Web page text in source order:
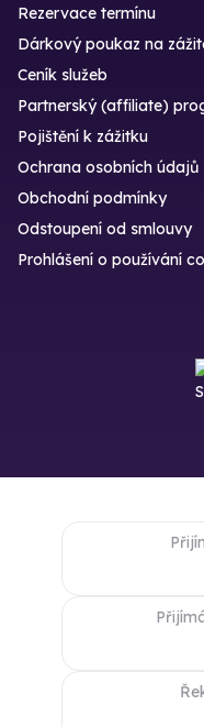
Rezervace termínu
Dárkový poukaz na
Ceník služeb
Partnerský (affiliate)
Pojištění k zážitku
Ochrana osobních údajů
Obchodní podmínky
Odstoupení od smlouvy
Prohlášení o používání